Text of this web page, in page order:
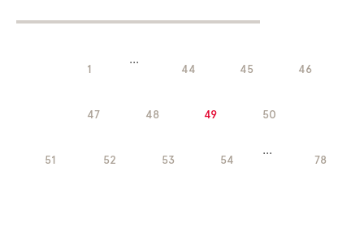
1
...
44 45 46
47 48 49 50
51 52 53 54
...
78